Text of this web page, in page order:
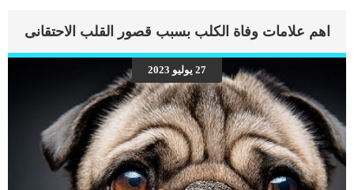
اهم علامات وفاة الكلب بسبب قصور القلب الاحتقانى
27 يوليو 2023